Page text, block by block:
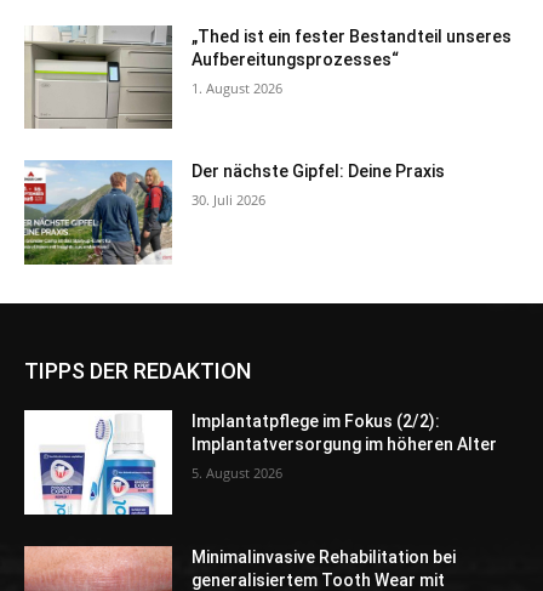
„Thed ist ein fester Bestandteil unseres
Aufbereitungsprozesses“
1. August 2026
Der nächste Gipfel: Deine Praxis
30. Juli 2026
TIPPS DER REDAKTION
Implantatpflege im Fokus (2/2):
Implantatversorgung im höheren Alter
5. August 2026
Minimalinvasive Rehabilitation bei
generalisiertem Tooth Wear mit